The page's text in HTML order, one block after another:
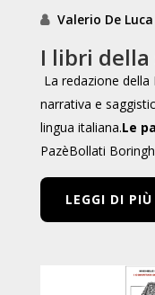
Valerio De Luca
I libri della
La redazione
narrativa e
lingua italiana.Le
PazèBollati
LEGGI DI PIÙ